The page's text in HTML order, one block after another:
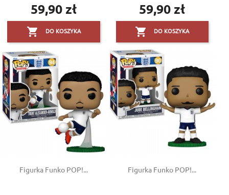
Cena
59,90 zł
 DO KOSZYKA
Cena
59,90 zł
 DO KOSZYKA
Figurka Funko POP!... Figurka Funko POP!...